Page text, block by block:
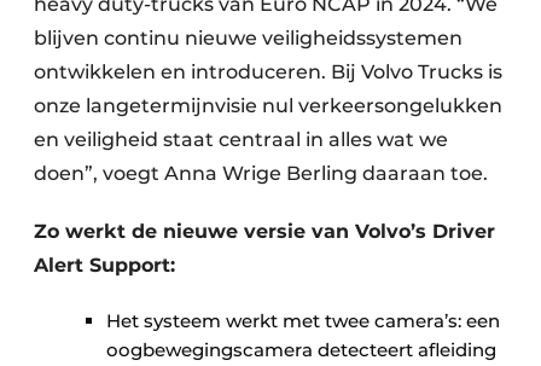
blijven continu nieuwe veiligheidssystemen
ontwikkelen en introduceren. Bij Volvo Trucks is
onze langetermijnvisie nul verkeersongelukken
en veiligheid staat centraal in alles wat we
doen”, voegt Anna Wrige Berling daaraan toe.
Zo werkt de nieuwe versie van Volvo’s Driver
Alert Support:
Het systeem werkt met twee camera’s: een
oogbewegingscamera detecteert afleiding